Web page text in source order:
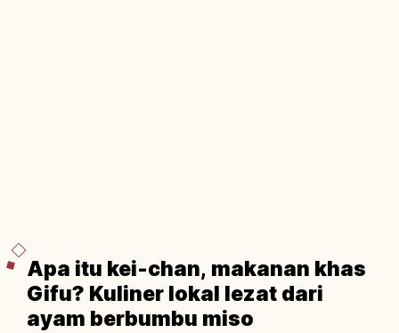
Apa itu kei-chan, makanan khas
Gifu? Kuliner lokal lezat dari
ayam berbumbu miso